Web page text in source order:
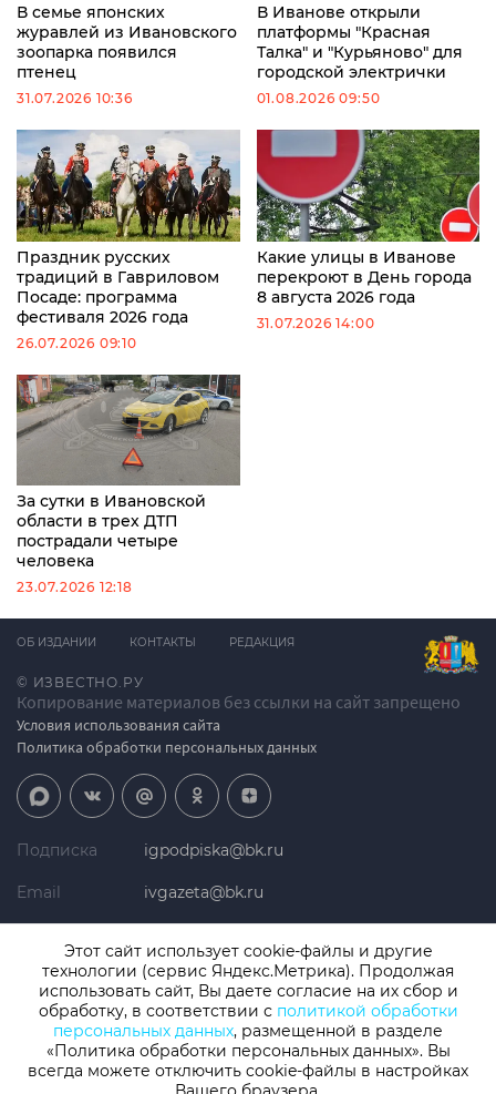
В семье японских
журавлей из Ивановского
зоопарка появился
птенец
31.07.2026 10:36
В Иванове открыли
платформы "Красная
Талка" и "Курьяново" для
городской электрички
01.08.2026 09:50
Праздник русских
традиций в Гавриловом
Посаде: программа
фестиваля 2026 года
26.07.2026 09:10
Какие улицы в Иванове
перекроют в День города
8 августа 2026 года
31.07.2026 14:00
За сутки в Ивановской
области в трех ДТП
пострадали четыре
человека
23.07.2026 12:18
© ИЗВЕСТНО.РУ
Копирование материалов без ссылки на сайт запрещено
Условия использования сайта
Политика обработки персональных данных
ОБ ИЗДАНИИ КОНТАКТЫ РЕДАКЦИЯ
Подписка igpodpiska@bk.ru
Email ivgazeta@bk.ru
Телефон +7 (4932) 41-94-81
СМИ: Izvestno.ru. Реестровая запись 08.11.2019 серия ЭЛ № ФС 77 -
77192, зарегистрировано Роскомнадзором
Учредитель: БУ «Ивановские газеты». Главный редактор:
Этот сайт использует cookie-файлы и другие
технологии (сервис Яндекс.Метрика). Продолжая
использовать сайт, Вы даете согласие на их сбор и
обработку, в соответствии с политикой обработки
персональных данных, размещенной в разделе
«Политика обработки персональных данных». Вы
всегда можете отключить cookie-файлы в настройках